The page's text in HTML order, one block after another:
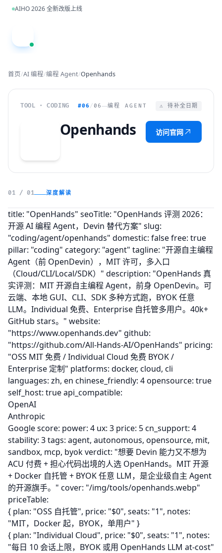
跳到主内容
AIHO 2026 全新改版上线
首页/AI 编程/编程 Agent/Openhands
TOOL · CODING #06/ 06 编程 AGENT ⚠ 待补全日期
Openhands 访问官网
01 / 01 深度解读
title: "OpenHands" seoTitle: "OpenHands 评测 2026：
开源 AI 编程 Agent，Devin 替代方案" slug:
"coding/agent/openhands" domestic: false free: true
pillar: "coding" category: "agent" tagline: "开源自主编程
Agent（前 OpenDevin），MIT 许可，多入口
（Cloud/CLI/Local/SDK）" description: "OpenHands 真
实评测：MIT 开源自主编程 Agent，前身 OpenDevin。可
云端、本地 GUI、CLI、SDK 多种方式跑，BYOK 任意
LLM。Individual 免费、Enterprise 自托管多用户。40k+
GitHub stars。" website:
"https://www.openhands.dev" github:
"https://github.com/All-Hands-AI/OpenHands" pricing:
"OSS MIT 免费 / Individual Cloud 免费 BYOK /
Enterprise 定制" platforms: docker, cloud, cli
languages: zh, en chinese_friendly: 4 opensource: true
self_host: true api_compatible:
OpenAI
Anthropic
Google score: power: 4 ux: 3 price: 5 cn_support: 4
stability: 3 tags: agent, autonomous, opensource, mit,
sandbox, mcp, byokverdict: "想要 Devin 能力又不想为
ACU 付费 + 担心代码出境的人选 OpenHands。MIT 开源
+ Docker 自托管 + BYOK 任意 LLM，是企业级自主 Agent
的开源旗手。" cover: "/img/tools/openhands.webp"
priceTable:
{ plan: "OSS 自托管", price: "$0", seats: "1", notes:
"MIT，Docker 起，BYOK，单用户" }
{ plan: "Individual Cloud", price: "$0", seats: "1", notes:
"每日 10 会话上限，BYOK 或用 OpenHands LLM at-cost"